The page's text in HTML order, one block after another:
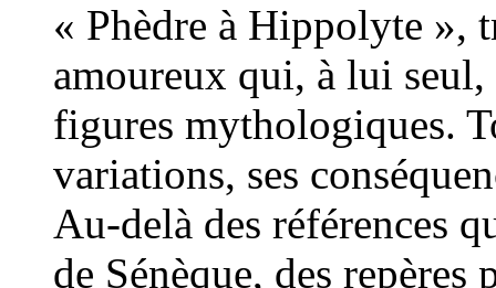
« Phèdre à Hippolyte »,
amoureux qui, à lui seul,
figures mythologiques.
variations, ses
Au-delà des références
de Sénèque, des